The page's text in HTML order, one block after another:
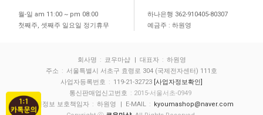
월-일 am 11:00 ~ pm 08:00
첫째주, 셋째주 일요일 정기휴무
하나은행 362-910405-80307
예금주 : 하원영
회사명 : 쿄우마샵 | 대표자 : 하원영
주소 : 서울특별시 서초구 효령로 304 (국제전자센터) 111호
사업자등록번호 : 119-21-32723 [사업자정보확인]
통신판매업신고번호 : 2015-서울서초-0949
개인정보 보호책임자 : 하원영 | E-MAIL : kyoumashop@naver.com